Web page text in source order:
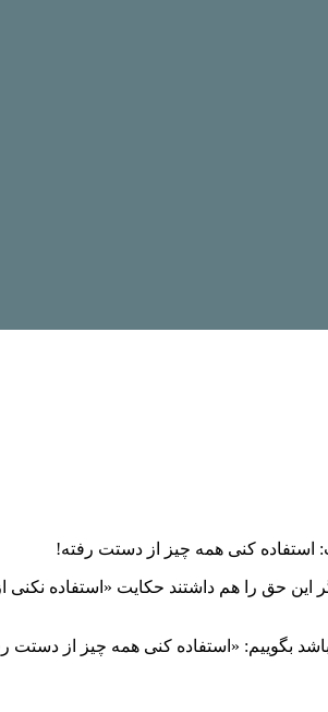
کنی همه چیز از دستت رفته!
این حق را هم داشتند حکایت «استفاده نکنی
بگوییم: «استفاده کنی همه چیز از دستت